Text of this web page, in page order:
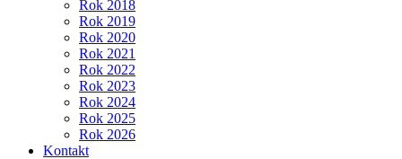
Rok 2018
Rok 2019
Rok 2020
Rok 2021
Rok 2022
Rok 2023
Rok 2024
Rok 2025
Rok 2026
Kontakt